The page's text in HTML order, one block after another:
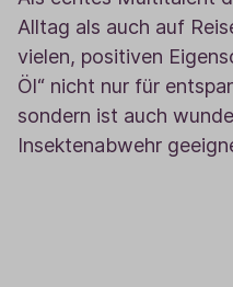
Alltag als auch auf
vielen, positiven
Öl“ nicht nur für
sondern ist auch
Insektenabwehr